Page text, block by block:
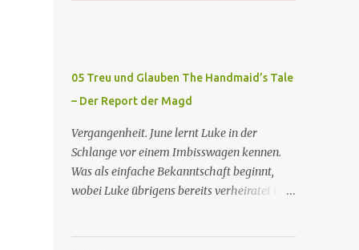
entdeckt im Kleiderschrank die Inschrift
wahrscheinlich von der Magd Difred
hinterlassen wurde, die vor ihr dort war. In
Erwartung der Zeremonie bringt Serena
June zum Gynäkologen, der sich bereit
erklärt, sie zu schwängern, da Fred
verantwortlich gemacht würde. June lehnt
05 Treu und Glauben The Handmaid’s Tale
– Der Report der Magd
Vergangenheit. June lernt Luke in der
Schlange vor einem Imbisswagen kennen.
Was als einfache Bekanntschaft beginnt,
wobei Luke übrigens bereits verheiratet ist,